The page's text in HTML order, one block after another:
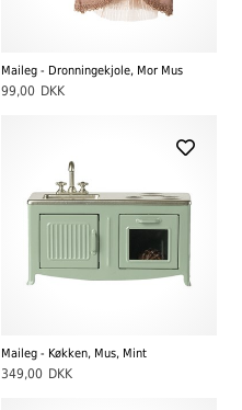
Maileg - Dronningekjole, Mor Mus
99,00 DKK
Maileg - Køkken, Mus, Mint
349,00 DKK